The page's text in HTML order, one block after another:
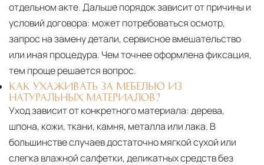
отдельном акте. Дальше порядок зависит от причины и
условий договора: может потребоваться осмотр,
запрос на замену детали, сервисное вмешательство
или иная процедура. Чем точнее оформлена фиксация,
тем проще решается вопрос.
КАК УХАЖИВАТЬ ЗА МЕБЕЛЬЮ ИЗ
НАТУРАЛЬНЫХ МАТЕРИАЛОВ?
Уход зависит от конкретного материала: дерева,
шпона, кожи, ткани, камня, металла или лака. В
большинстве случаев достаточно мягкой сухой или
слегка влажной салфетки, деликатных средств без